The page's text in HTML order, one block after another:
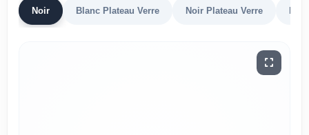
Noir Blanc Plateau Verre Noir Plateau Verre